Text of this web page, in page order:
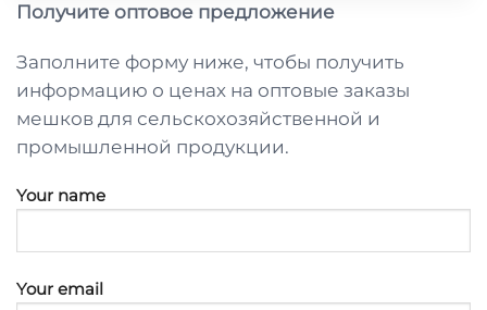
Получите оптовое предложение
Заполните форму ниже, чтобы получить
информацию о ценах на оптовые заказы
мешков для сельскохозяйственной и
промышленной продукции.
Your name
Your email